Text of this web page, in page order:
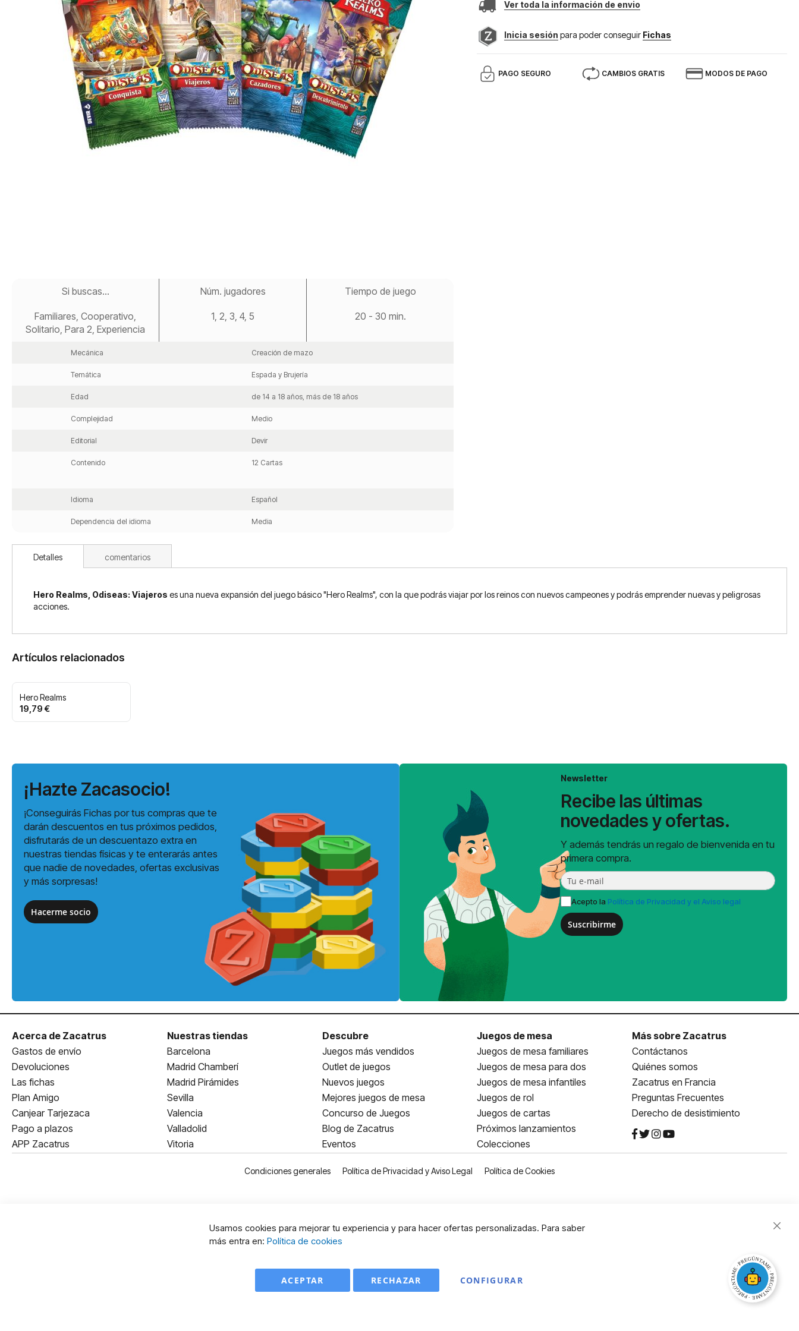
galería
Ver toda la información de envio
Inicia sesión para poder conseguir Fichas
PAGO SEGURO CAMBIOS GRATIS MODOS DE PAGO
Si buscas...
Familiares, Cooperativo,
Solitario, Para 2, Experiencia
Núm. jugadores
1, 2, 3, 4, 5
Tiempo de juego
20 - 30 min.
Mecánica Creación de mazo
Temática Espada y Brujería
Edad de 14 a 18 años, más de 18 años
Complejidad Medio
Editorial Devir
Contenido 12 Cartas
Idioma Español
Dependencia del idioma Media
Detalles
Hero Realms, Odiseas: Viajeros es una nueva expansión del juego básico "Hero Realms", con la que podrás viajar por los reinos con nuevos campeones y podrás emprender nuevas y peligrosas
acciones.
comentarios
Artículos relacionados
Hero Realms
19,79 €
¡Hazte Zacasocio!
¡Conseguirás Fichas por tus compras que te
darán descuentos en tus próximos pedidos,
disfrutarás de un descuentazo extra en
nuestras tiendas físicas y te enterarás antes
que nadie de novedades, ofertas exclusivas
y más sorpresas!
Hacerme socio
Newsletter
Recibe las últimas
novedades y ofertas.
Y además tendrás un regalo de bienvenida en tu
primera compra.
Acepto la Política de Privacidad y el Aviso legal
Suscribirme
Acerca de Zacatrus
Gastos de envío
Devoluciones
Las fichas
Plan Amigo
Canjear Tarjezaca
Pago a plazos
APP Zacatrus
Nuestras tiendas
Barcelona
Madrid Chamberí
Madrid Pirámides
Sevilla
Valencia
Valladolid
Vitoria
Descubre
Juegos más vendidos
Outlet de juegos
Nuevos juegos
Mejores juegos de mesa
Concurso de Juegos
Blog de Zacatrus
Eventos
Juegos de mesa
Juegos de mesa familiares
Juegos de mesa para dos
Juegos de mesa infantiles
Juegos de rol
Juegos de cartas
Próximos lanzamientos
Colecciones
Más sobre Zacatrus
Contáctanos
Quiénes somos
Zacatrus en Francia
Preguntas Frecuentes
Derecho de desistimiento
Condiciones generales Política de Privacidad y Aviso Legal Política de Cookies
Usamos cookies para mejorar tu experiencia y para hacer ofertas personalizadas. Para saber
más entra en: Política de cookies
ACEPTAR CONFIGURAR
RECHAZAR